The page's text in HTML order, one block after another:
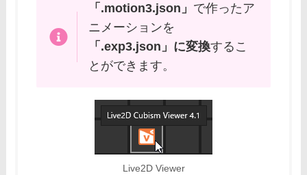
「.motion3.json」 で作ったア
ニメーションを
「.exp3.json」に変換するこ
とができます。
Live2D Viewer